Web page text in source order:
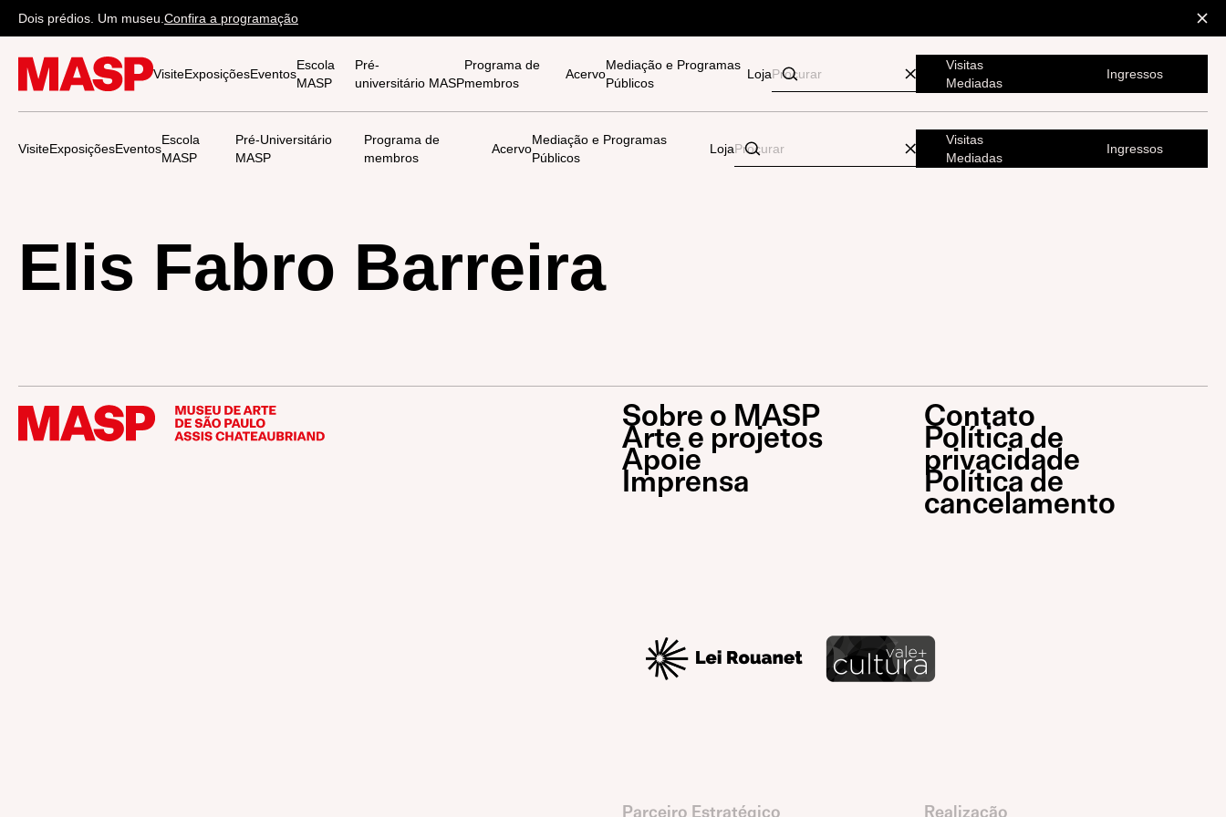
Dois prédios. Um museu. Confira a programação
VisiteExposiçõesEventos
Escola
MASP
Pré-
universitário MASP
Programa de
membros
Acervo
Mediação e Programas
Públicos
Loja
Visitas
Mediadas
Ingressos
VisiteExposiçõesEventos
Escola
MASP
Pré-Universitário
MASP
Programa de
membros
Acervo
Mediação e Programas
Públicos
Loja
Visitas
Mediadas
Ingressos
Elis Fabro Barreira
Sobre o MASP
Arte e projetos
Apoie
Imprensa
Contato
Política de
privacidade
Política de
cancelamento
Parceiro Estratégico Realização